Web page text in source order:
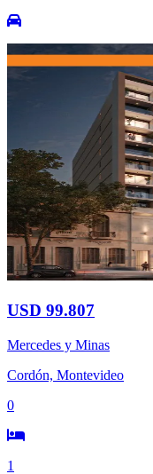
USD 99.807
Mercedes y Minas
Cordón, Montevideo
0
1